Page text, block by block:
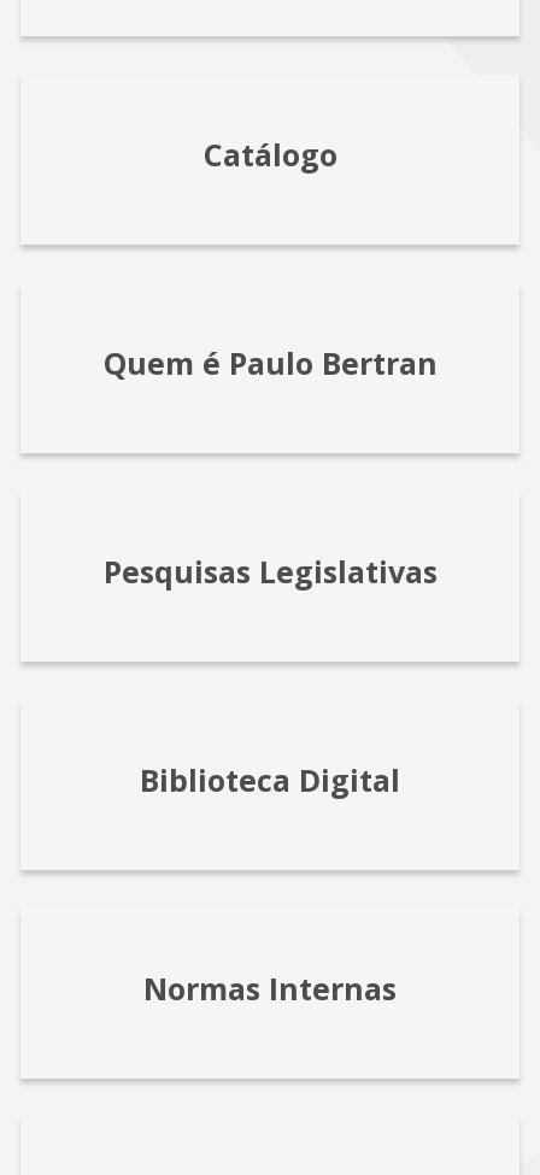
Catálogo
Quem é Paulo Bertran
Pesquisas Legislativas
Biblioteca Digital
Normas Internas